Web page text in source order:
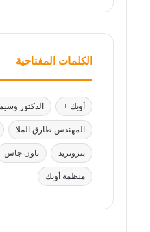
الكلمات المفتاحية
أوبك + الدكتور
المهندس طارق الملا
بتروتريد تاون جاس
منظمة أوبك